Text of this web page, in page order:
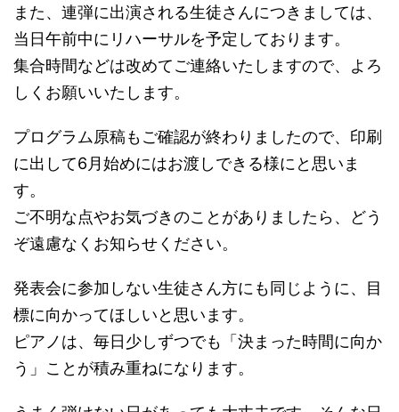
また、連弾に出演される生徒さんにつきましては、
当日午前中にリハーサルを予定しております。
集合時間などは改めてご連絡いたしますので、よろ
しくお願いいたします。
プログラム原稿もご確認が終わりましたので、印刷
に出して6月始めにはお渡しできる様にと思いま
す。
ご不明な点やお気づきのことがありましたら、どう
ぞ遠慮なくお知らせください。
発表会に参加しない生徒さん方にも同じように、目
標に向かってほしいと思います。
ピアノは、毎日少しずつでも「決まった時間に向か
う」ことが積み重ねになります。